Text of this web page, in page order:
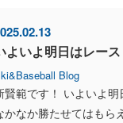
よいよ明日はレース
Blog
賢範です！ いよいよ
かなか勝たせてはもら